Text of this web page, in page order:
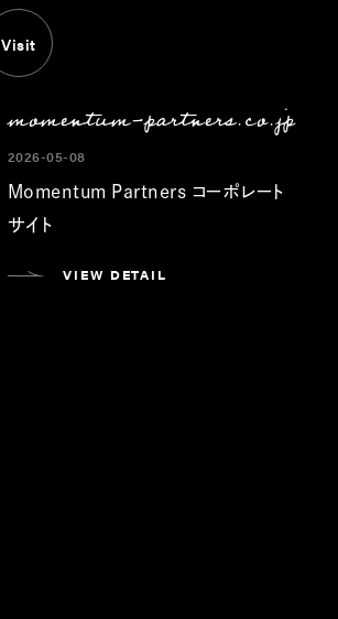
Visit
momentum-partners.co.jp
2026-05-08
Momentum Partners コーポレート
サイト
VIEW DETAIL